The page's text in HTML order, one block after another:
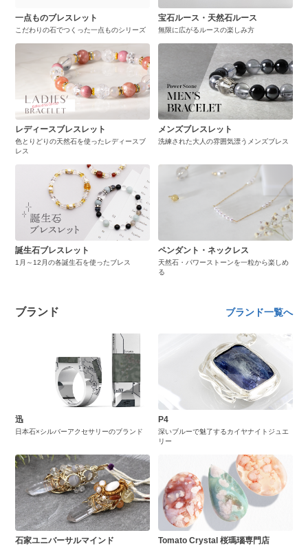
一点ものブレスレット
こだわりの石でつくった一点ものシリーズ
宝石ルース・天然石ルース
無限に広がるルースの楽しみ方
レディースブレスレット
色とりどりの天然石を使ったレディースブ
レス
メンズブレスレット
洗練された大人の雰囲気漂うメンズブレス
誕生石ブレスレット
1月～12月の各誕生石を使ったブレス
ペンダント・ネックレス
天然石・パワーストーンを一粒から楽しめ
る
ブランド ブランド一覧へ
迅
日本石×シルバーアクセサリーのブランド
P4
深いブルーで魅了するカイヤナイトジュエ
リー
石家ユニバーサルマインド Tomato Crystal 桜瑪瑙専門店